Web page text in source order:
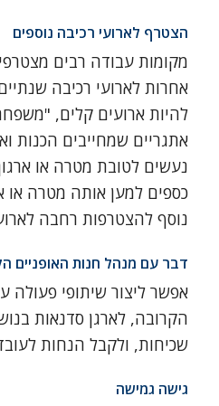
הצטרף לארועי רכיבה נוספים
מקומות עבודה רבים
אחרות לארועי רכיבה
להיות ארועים קלים,
אתגריים שמחייבים הכנות
נעשים לטובת מטרה או
כספים למען אותה מטרה או
נוסף להצטרפות רחבה
דבר עם מנהל חנות האופניים
אפשר ליצור שיתופי פעולה
הקרובה, לארגן סדנאות
שכיחות, ולקבל הנחות
גישה גמישה